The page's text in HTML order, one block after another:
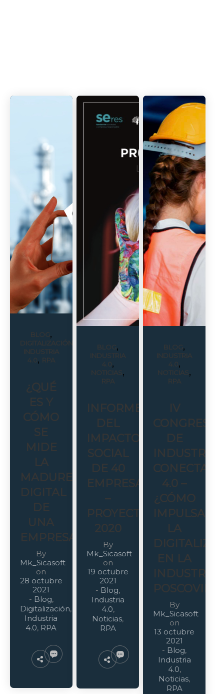
BLOG,
DIGITALIZACIÓN
INDUSTRIA
4.0, RPA
¿QUÉ
ES Y
CÓMO
SE
MIDE
LA
MADUREZ
DIGITAL
DE
UNA
EMPRESA?
By
Mk_Sicasoft
on
28 octubre
2021
- Blog,
Digitalización,
Industria
4.0, RPA
BLOG,
INDUSTRIA
4.0,
NOTICIAS,
RPA
INFORME
DEL
IMPACTO
SOCIAL
DE 40
EMPRESAS
–
PROYECTARSE
2020
By
Mk_Sicasoft
on
19 octubre
2021
- Blog,
Industria
4.0,
Noticias,
RPA
BLOG,
INDUSTRIA
4.0,
NOTICIAS,
RPA
IV
CONGRESO
DE
INDUSTRIA
4.0 –
¿CÓMO
IMPULSAR
LA
EN LA
INDUSTRIA
POSCOVID?
By
Mk_Sicasoft
on
13 octubre
2021
- Blog,
Industria
4.0,
Noticias,
RPA